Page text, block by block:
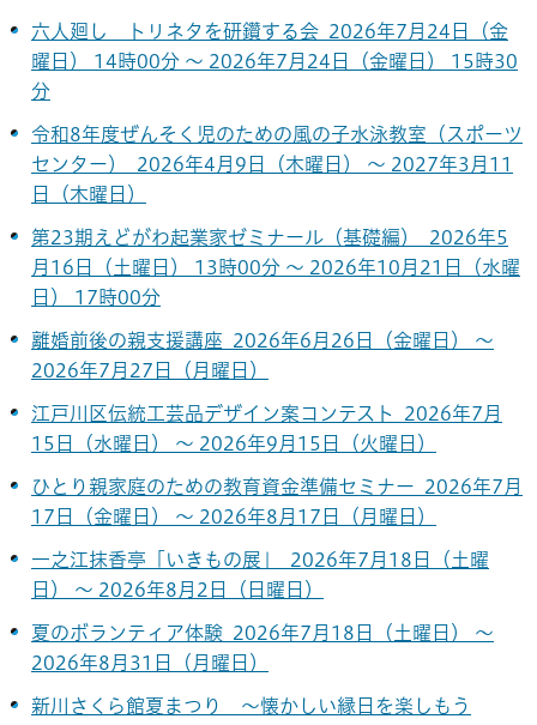
六人廻し トリネタを研鑽する会 2026年7月24日（金
曜日） 14時00分 ～ 2026年7月24日（金曜日） 15時30
分
令和8年度ぜんそく児のための風の子水泳教室（スポーツ
センター） 2026年4月9日（木曜日） ～ 2027年3月11
日（木曜日）
第23期えどがわ起業家ゼミナール（基礎編） 2026年5
月16日（土曜日） 13時00分 ～ 2026年10月21日（水曜
日） 17時00分
離婚前後の親支援講座 2026年6月26日（金曜日） ～
2026年7月27日（月曜日）
江戸川区伝統工芸品デザイン案コンテスト 2026年7月
15日（水曜日） ～ 2026年9月15日（火曜日）
ひとり親家庭のための教育資金準備セミナー 2026年7月
17日（金曜日） ～ 2026年8月17日（月曜日）
一之江抹香亭「いきもの展」 2026年7月18日（土曜
日） ～ 2026年8月2日（日曜日）
夏のボランティア体験 2026年7月18日（土曜日） ～
2026年8月31日（月曜日）
新川さくら館夏まつり ～懐かしい縁日を楽しもう